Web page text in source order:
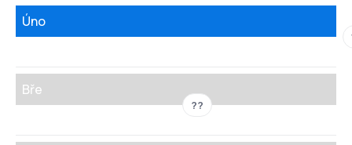
Úno
Bře
??